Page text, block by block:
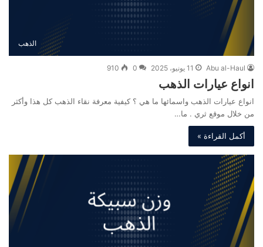
الذهب
Abu al-Haul 11 يونيو، 2025 0
910
انواع عيارات الذهب
انواع عيارات الذهب واسمائها ما هي ؟ كيفية معرفة نقاء الذهب كل هذا وأكثر
من خلال موقع ثري . ما…
أكمل القراءة »